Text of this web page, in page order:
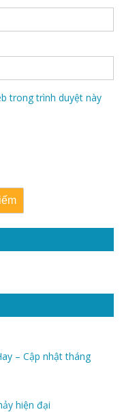
trong trình duyệt này
– Cập nhật tháng
hiện đại